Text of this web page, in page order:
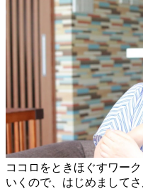
ココロをときほぐすワー
いくので、はじめまして